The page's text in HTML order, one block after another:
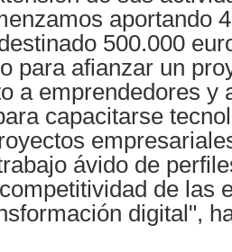
aportando
500.000
para afianzar un
a emprendedores y
capacitarse
ávido de
de las
digital",